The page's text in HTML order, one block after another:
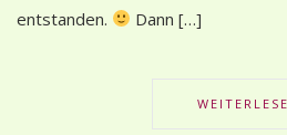
entstanden.
Dann […]